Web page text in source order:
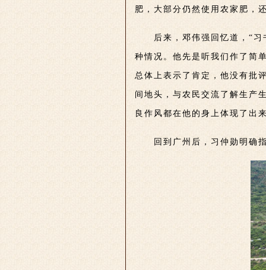
肥，大部分仍然使用农家肥，
后来，邓伟强回忆道，“
种情况。他先是听我们作了简
总体上表示了肯定，他没有批
间地头，与农民交流了解生产
良作风都在他的身上体现了出
回到广州后，习仲勋明确